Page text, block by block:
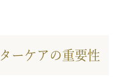
ーケアの重要性